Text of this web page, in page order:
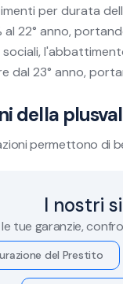
per durata
al 22° anno,
dal 23° anno,
della
permettono di
I nostri
tue garanzie,
del Prestito